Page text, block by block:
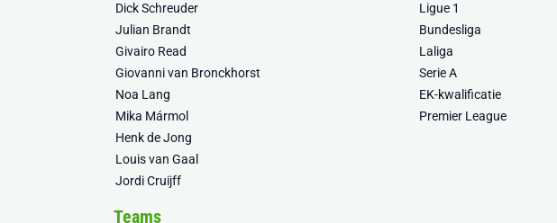
Dick Schreuder
Julian Brandt
Givairo Read
Giovanni van Bronckhorst
Noa Lang
Mika Mármol
Henk de Jong
Louis van Gaal
Jordi Cruijff
Ligue 1
Bundesliga
Laliga
Serie A
EK-kwalificatie
Premier League
Teams